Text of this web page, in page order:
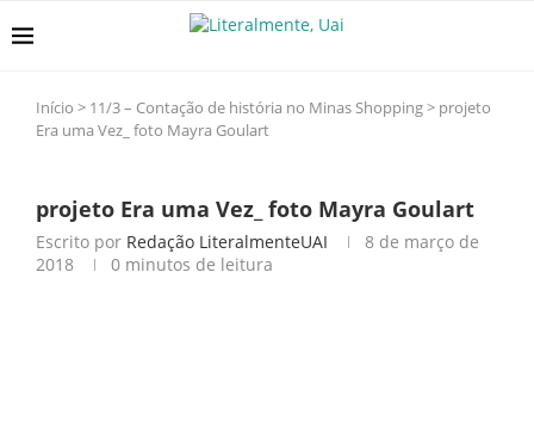
Início > 11/3 – Contação de história no Minas Shopping> projeto
Era uma Vez_ foto Mayra Goulart
projeto Era uma Vez_ foto Mayra Goulart
Escrito por Redação LiteralmenteUAI
8 de março de
2018
0 minutos de leitura